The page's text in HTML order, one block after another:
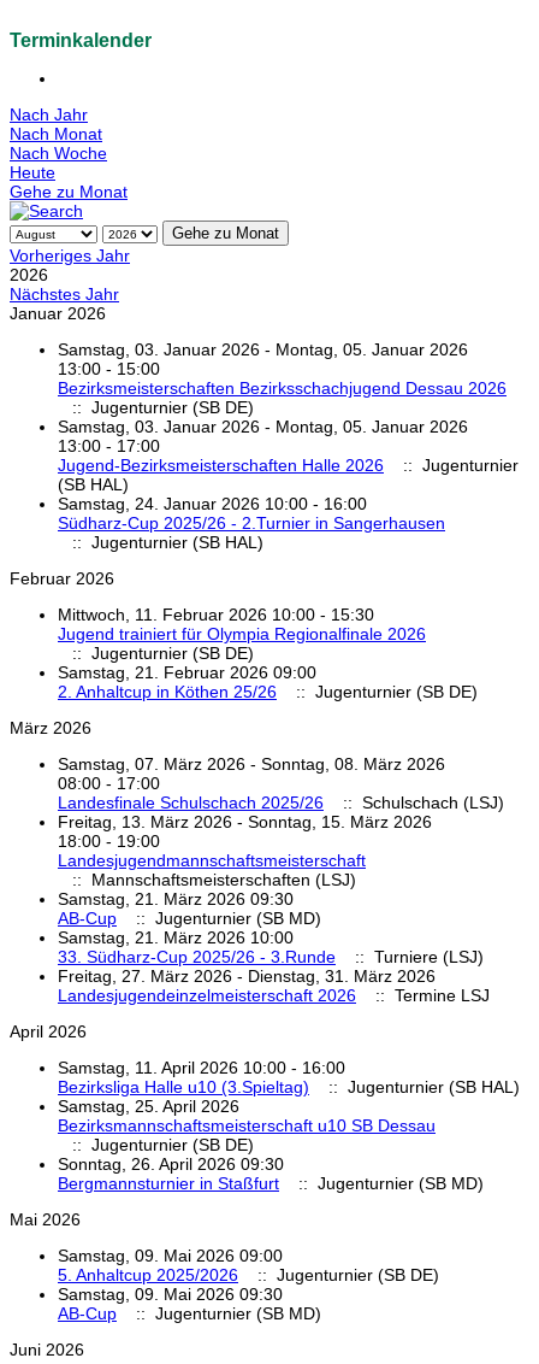
Terminkalender
Nach Jahr
Nach Monat
Nach Woche
Heute
Gehe zu Monat
Gehe zu Monat
Vorheriges Jahr
2026
Nächstes Jahr
Januar 2026
Samstag, 03. Januar 2026 - Montag, 05. Januar 2026
13:00 - 15:00
Bezirksmeisterschaften Bezirksschachjugend Dessau 2026
:: Jugenturnier (SB DE)
Samstag, 03. Januar 2026 - Montag, 05. Januar 2026
13:00 - 17:00
Jugend-Bezirksmeisterschaften Halle 2026
:: Jugenturnier
(SB HAL)
Samstag, 24. Januar 2026 10:00 - 16:00
Südharz-Cup 2025/26 - 2.Turnier in Sangerhausen
:: Jugenturnier (SB HAL)
Februar 2026
Mittwoch, 11. Februar 2026 10:00 - 15:30
Jugend trainiert für Olympia Regionalfinale 2026
:: Jugenturnier (SB DE)
Samstag, 21. Februar 2026 09:00
2. Anhaltcup in Köthen 25/26
:: Jugenturnier (SB DE)
März 2026
Samstag, 07. März 2026 - Sonntag, 08. März 2026
08:00 - 17:00
Landesfinale Schulschach 2025/26
:: Schulschach (LSJ)
Freitag, 13. März 2026 - Sonntag, 15. März 2026
18:00 - 19:00
Landesjugendmannschaftsmeisterschaft
:: Mannschaftsmeisterschaften (LSJ)
Samstag, 21. März 2026 09:30
AB-Cup
:: Jugenturnier (SB MD)
Samstag, 21. März 2026 10:00
33. Südharz-Cup 2025/26 - 3.Runde
:: Turniere (LSJ)
Freitag, 27. März 2026 - Dienstag, 31. März 2026
Landesjugendeinzelmeisterschaft 2026
:: Termine LSJ
April 2026
Samstag, 11. April 2026 10:00 - 16:00
Bezirksliga Halle u10 (3.Spieltag)
:: Jugenturnier (SB HAL)
Samstag, 25. April 2026
Bezirksmannschaftsmeisterschaft u10 SB Dessau
:: Jugenturnier (SB DE)
Sonntag, 26. April 2026 09:30
Bergmannsturnier in Staßfurt
:: Jugenturnier (SB MD)
Mai 2026
Samstag, 09. Mai 2026 09:00
5. Anhaltcup 2025/2026
:: Jugenturnier (SB DE)
Samstag, 09. Mai 2026 09:30
AB-Cup
:: Jugenturnier (SB MD)
Juni 2026